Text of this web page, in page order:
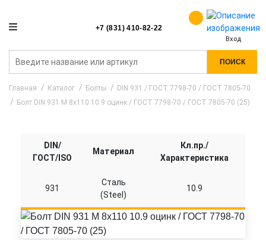
+7 (831) 410-82-22
Вход
ПОИСК
Главная Каталог Болты
DIN 931 / ГОСТ 7798-70 / ГОСТ 7805-70
Болт DIN 931 M 8x110 10.9 оцинк / ГОСТ 7798-70 / ГОСТ 7805-70 (25)
DIN/
ГОСТ/ISO
Материал
Кл.пр./
Характеристика
931
Сталь
(Steel)
10.9